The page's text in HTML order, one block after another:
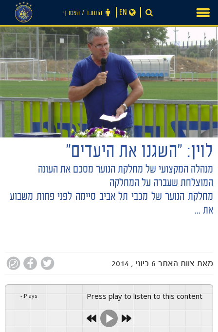
חדשות
content
התחבר ‪/‬ הצטרף EN
לוין: "השגנו את היעדים"
מנהלה המקצועי של מחלקת הנוער מסכם את העונה
המוצלחת שעברה על המחלקה
מחלקת הנוער של מכבי תל אביב סיימה לפני פחות משבוע
את ...
מאת צוות האתר 6 ביוני , 2014
Press play to listen to this content
Plays
:
-